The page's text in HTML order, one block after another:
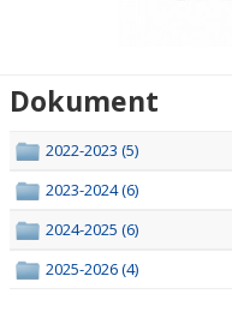
KONTAKT
SNABBLÄNKAR
Dokument
2022-2023 (5)
2023-2024 (6)
2024-2025 (6)
2025-2026 (4)